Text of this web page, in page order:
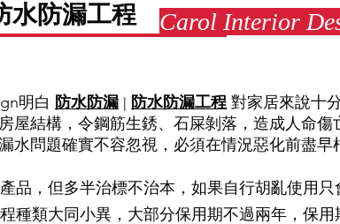
水防漏工程 Carol Interior
明白 防水防漏 | 防水防漏工程 對家居來說十
屋結構，令鋼筋生銹、石屎剝落，造成人命
水問題確實不容忽視，必須在情況惡化前盡早
品，但多半治標不治本，如果自行胡亂使用
種類大同小異，大部分保用期不過兩年，保